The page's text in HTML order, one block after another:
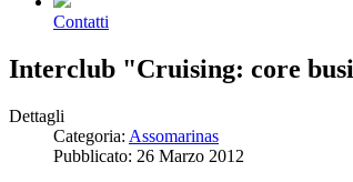
Contatti
Interclub "Cruising: core
Dettagli
Categoria: Assomarinas
Pubblicato: 26 Marzo 2012